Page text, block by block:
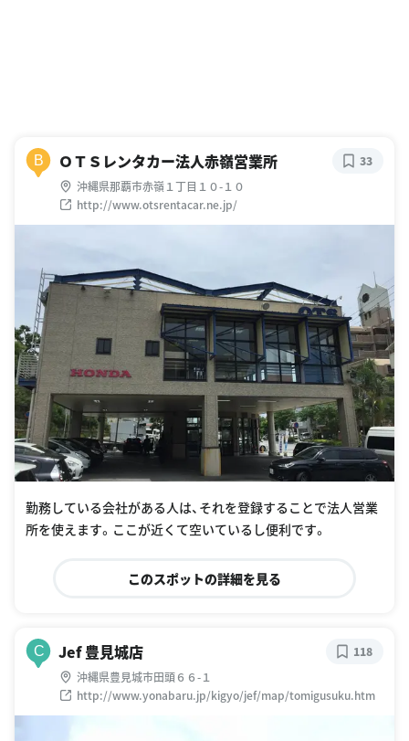
B ＯＴＳレンタカー法人赤嶺営業所
沖縄県那覇市赤嶺１丁目１０-１０
http://www.otsrentacar.ne.jp/
33
勤務している会社がある人は、それを登録することで法人営業
所を使えます。ここが近くて空いているし便利です。
このスポットの詳細を見る
C Jef 豊見城店
沖縄県豊見城市田頭６６-１
http://www.yonabaru.jp/kigyo/jef/map/tomigusuku.htm
118